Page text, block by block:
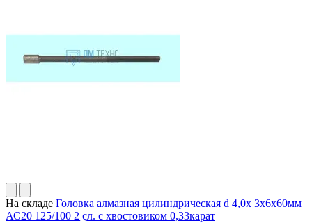
На складе Головка алмазная цилиндрическая d 4,0х 3х6х60мм
АС20 125/100 2 сл. с хвостовиком 0,33карат